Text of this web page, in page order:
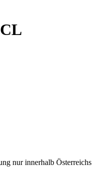
nur innerhalb Österreichs